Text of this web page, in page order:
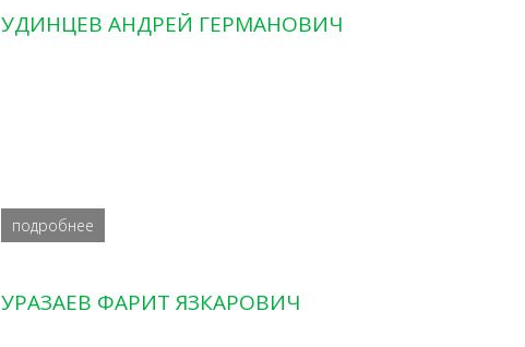
УДИНЦЕВ АНДРЕЙ ГЕРМАНОВИЧ
подробнее
УРАЗАЕВ ФАРИТ ЯЗКАРОВИЧ